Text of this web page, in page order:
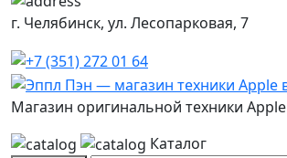
г. Челябинск, ул. Лесопарковая, 7
Магазин оригинальной техники Apple
Каталог